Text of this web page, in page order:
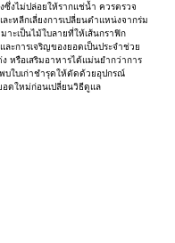
ซึ่งไม่ปล่อยให้รากแช่น้ำ ควรตรวจ
ะหลีกเลี่ยงการเปลี่ยนตำแหน่งจากร่ม
าะเป็นไม้ใบลายที่ให้เส้นกราฟิก
ะการเจริญของยอดเป็นประจำช่วย
หรือเสริมอาหารได้แม่นยำกว่าการ
บใบเก่าชำรุดให้ตัดด้วยอุปกรณ์
อดใหม่ก่อนเปลี่ยนวิธีดูแล